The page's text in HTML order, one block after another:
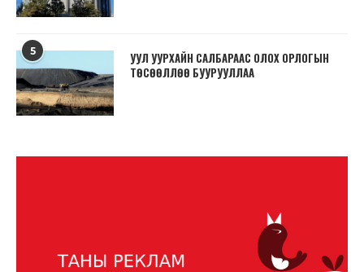
5
УУЛ УУРХАЙН САЛБАРААС ОЛОХ ОРЛОГЫН
ТӨСӨӨЛЛӨӨ БУУРУУЛЛАА